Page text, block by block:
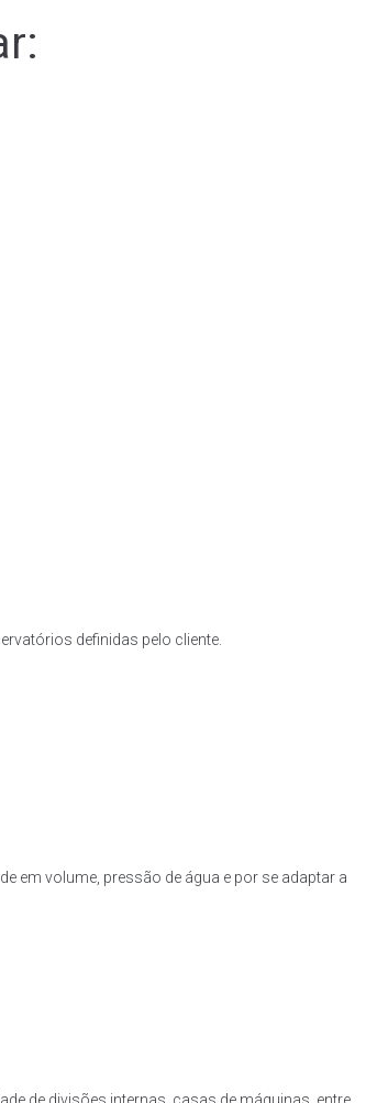
definidas pelo cliente.
em volume, pressão de água e por se adaptar a